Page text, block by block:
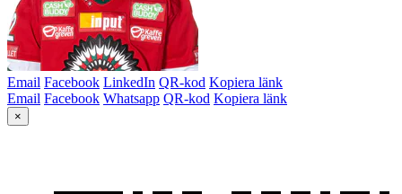
Email Facebook LinkedIn QR-kod Kopiera länk
Email Facebook Whatsapp QR-kod Kopiera länk
×